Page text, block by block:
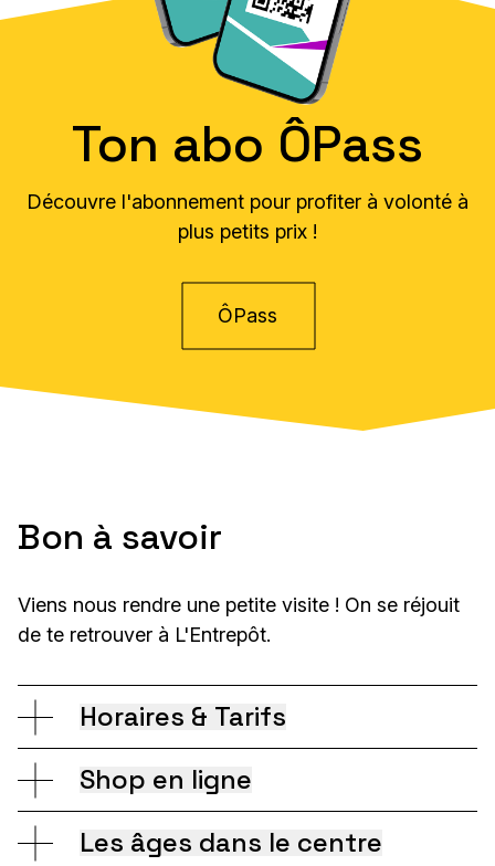
Ton abo ÔPass
Découvre l'abonnement pour profiter à volonté à
plus petits prix !
ÔPass
Bon à savoir
Viens nous rendre une petite visite ! On se réjouit
de te retrouver à L'Entrepôt.
Horaires & Tarifs
Horaires et accès
Shop en ligne
Les âges dans le centre